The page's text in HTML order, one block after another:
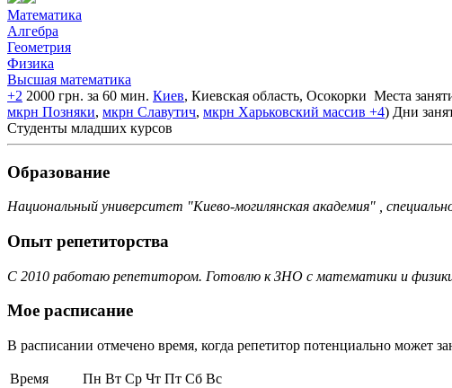
Математика
Алгебра
Геометрия
Физика
Высшая математика
+2 2000 грн. за 60 мин. Киев, Киевская область, Осокорки Места
мкрн Позняки, мкрн Славутич, мкрн Харьковский массив +4) Дни
Студенты младших курсов
Образование
Национальный университет "Киево-могилянская академия" ,
Опыт репетиторства
С 2010 работаю репетитором. Готовлю к ЗНО с математики и
Мое расписание
В расписании отмечено время, когда репетитор потенциально может
Время Пн Вт Ср Чт Пт Сб Вс